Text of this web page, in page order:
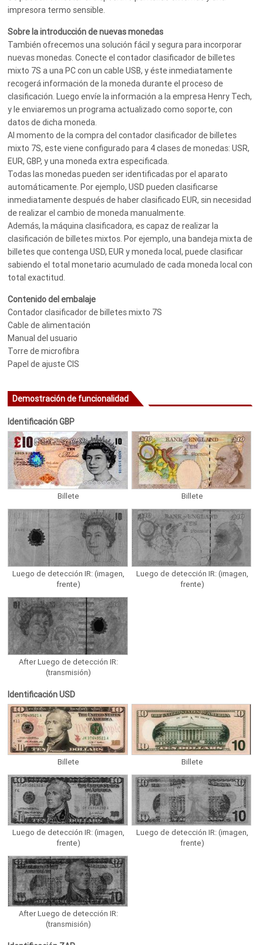
impresora termo sensible.
Sobre la introducción de nuevas monedas
También ofrecemos una solución fácil y segura para incorporar
nuevas monedas. Conecte el contador clasificador de billetes
mixto 7S a una PC con un cable USB, y éste inmediatamente
recogerá información de la moneda durante el proceso de
clasificación. Luego envíe la información a la empresa Henry Tech,
y le enviaremos un programa actualizado como soporte, con
datos de dicha moneda.
Al momento de la compra del contador clasificador de billetes
mixto 7S, este viene configurado para 4 clases de monedas: USR,
EUR, GBP, y una moneda extra especificada.
Todas las monedas pueden ser identificadas por el aparato
automáticamente. Por ejemplo, USD pueden clasificarse
inmediatamente después de haber clasificado EUR, sin necesidad
de realizar el cambio de moneda manualmente.
Además, la máquina clasificadora, es capaz de realizar la
clasificación de billetes mixtos. Por ejemplo, una bandeja mixta de
billetes que contenga USD, EUR y moneda local, puede clasificar
sabiendo el total monetario acumulado de cada moneda local con
total exactitud.
Contenido del embalaje
Contador clasificador de billetes mixto 7S
Cable de alimentación
Manual del usuario
Torre de microfibra
Papel de ajuste CIS
Demostración de funcionalidad
Identificación GBP
Billete Billete
Luego de detección IR: (imagen,
frente)
Luego de detección IR: (imagen,
frente)
After Luego de detección IR:
(transmisión)
Identificación USD
Billete Billete
Luego de detección IR: (imagen,
frente)
Luego de detección IR: (imagen,
frente)
After Luego de detección IR:
(transmisión)